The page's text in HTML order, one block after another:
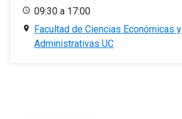
09:30 a 17:00
Facultad de Ciencias Económicas y
Administrativas UC